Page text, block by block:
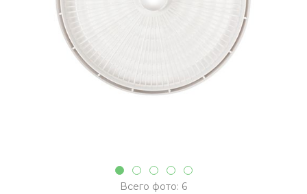
Всего фото: 6